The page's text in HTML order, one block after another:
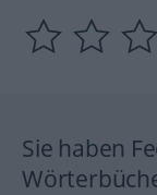
Sie haben